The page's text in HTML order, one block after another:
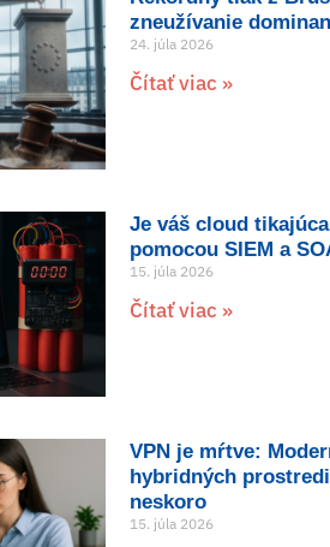
zneužívanie
24. júla 2026
Čítať viac »
Je váš cloud
pomocou SIEM a
15. júla 2026
Čítať viac »
VPN je mŕtve:
hybridných
neskoro
15. júla 2026